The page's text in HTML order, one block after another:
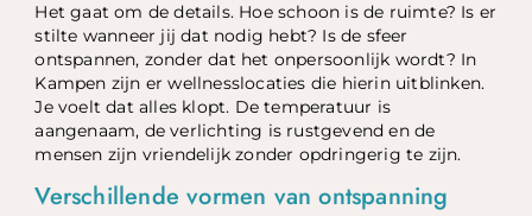
Het gaat om de details. Hoe schoon is de ruimte? Is er
stilte wanneer jij dat nodig hebt? Is de sfeer
ontspannen, zonder dat het onpersoonlijk wordt? In
Kampen zijn er wellnesslocaties die hierin uitblinken.
Je voelt dat alles klopt. De temperatuur is
aangenaam, de verlichting is rustgevend en de
mensen zijn vriendelijk zonder opdringerig te zijn.
Verschillende vormen van ontspanning